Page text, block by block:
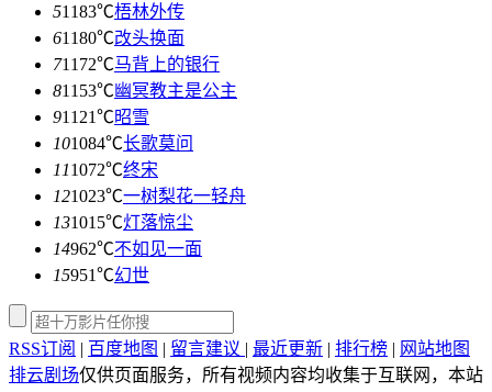
51183℃梧林外传
61180℃改头换面
71172℃马背上的银行
81153℃幽冥教主是公主
91121℃昭雪
101084℃长歌莫问
111072℃终宋
121023℃一树梨花一轻舟
131015℃灯落惊尘
14962℃不如见一面
15951℃幻世
RSS订阅 | 百度地图 | 留言建议 | 最近更新 | 排行榜 | 网站地图
排云剧场仅供页面服务，所有视频内容均收集于互联网，本站